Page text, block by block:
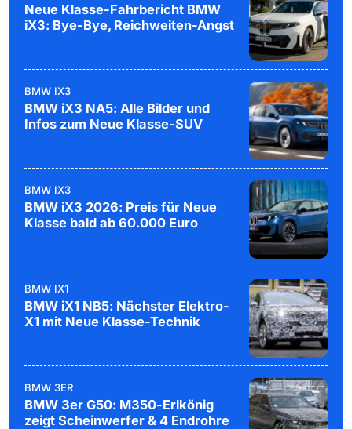
Neue Klasse-Fahrbericht BMW
iX3: Bye-Bye, Reichweiten-Angst
BMW IX3
BMW iX3 NA5: Alle Bilder und
Infos zum Neue Klasse-SUV
BMW IX3
BMW iX3 2026: Preis für Neue
Klasse bald ab 60.000 Euro
BMW IX1
BMW iX1 NB5: Nächster Elektro-
X1 mit Neue Klasse-Technik
BMW 3ER
BMW 3er G50: M350-Erlkönig
zeigt Scheinwerfer & 4 Endrohre